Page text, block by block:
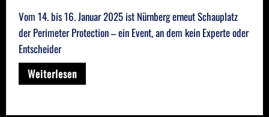
Vom 14. bis 16. Januar 2025 ist Nürnberg erneut Schauplatz
der Perimeter Protection – ein Event, an dem kein Experte oder
Entscheider
Weiterlesen